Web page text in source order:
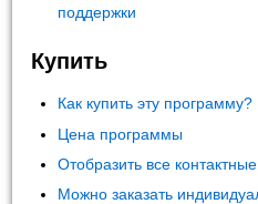
поддержки
Купить
Как купить эту программу?
Цена программы
Отобразить все
Можно заказать